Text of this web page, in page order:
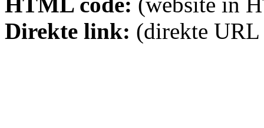
Direkte link: (direkte